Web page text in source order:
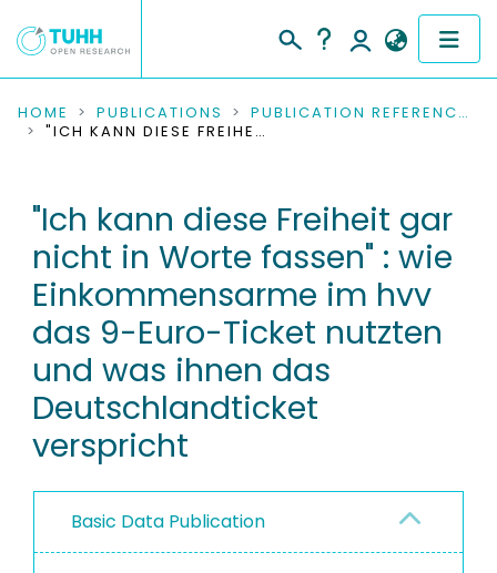
COMMUNITIES & COLLECTIONS
RESEARCH DATA
PEOPLE
INSTITUTIONS
PROJECTS
HOME PUBLICATIONS
PUBLICATION REFERENCES
"ICH KANN DIESE FREIHEIT GAR NICHT IN WORTE FASSEN" : WIE EINKOMMENSARME IM HVV DAS 9-EURO-TICKET NUTZTEN UND WAS IHNEN DAS DEUTSCHLANDTICKET VERSPRICHT
"Ich kann diese Freiheit gar
nicht in Worte fassen" : wie
Einkommensarme im hvv
das 9-Euro-Ticket nutzten
und was ihnen das
Deutschlandticket
verspricht
Basic Data Publication